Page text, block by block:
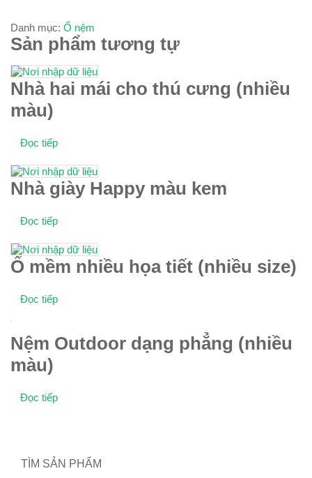
Danh mục: Ổ nệm
Sản phẩm tương tự
Nhà hai mái cho thú cưng (nhiều
màu)
Đọc tiếp
Nhà giày Happy màu kem
Đọc tiếp
Ổ mềm nhiều họa tiết (nhiều size)
Đọc tiếp
Nệm Outdoor dạng phẳng (nhiều
màu)
Đọc tiếp
TÌM SẢN PHẨM